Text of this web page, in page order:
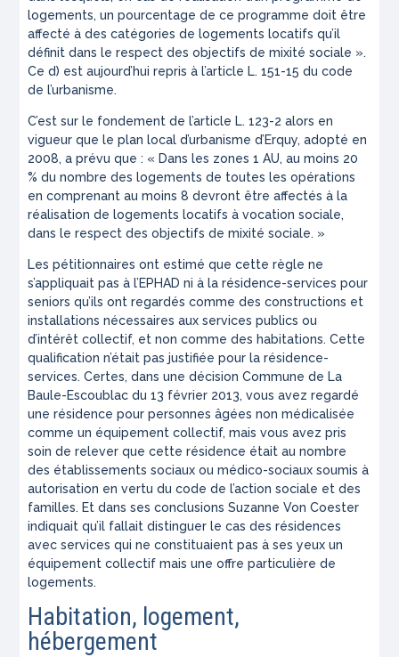
logements, un pourcentage de ce programme doit être
affecté à des catégories de logements locatifs qu’il
définit dans le respect des objectifs de mixité sociale ».
Ce d) est aujourd’hui repris à l’article L. 151-15 du code
de l’urbanisme.
C’est sur le fondement de l’article L. 123-2 alors en
vigueur que le plan local d’urbanisme d’Erquy, adopté en
2008, a prévu que : « Dans les zones 1 AU, au moins 20
% du nombre des logements de toutes les opérations
en comprenant au moins 8 devront être affectés à la
réalisation de logements locatifs à vocation sociale,
dans le respect des objectifs de mixité sociale. »
Les pétitionnaires ont estimé que cette règle ne
s’appliquait pas à l’EPHAD ni à la résidence-services pour
seniors qu’ils ont regardés comme des constructions et
installations nécessaires aux services publics ou
d’intérêt collectif, et non comme des habitations. Cette
qualification n’était pas justifiée pour la résidence-
services. Certes, dans une décision Commune de La
Baule-Escoublac du 13 février 2013, vous avez regardé
une résidence pour personnes âgées non médicalisée
comme un équipement collectif, mais vous avez pris
soin de relever que cette résidence était au nombre
des établissements sociaux ou médico-sociaux soumis à
autorisation en vertu du code de l’action sociale et des
familles. Et dans ses conclusions Suzanne Von Coester
indiquait qu’il fallait distinguer le cas des résidences
avec services qui ne constituaient pas à ses yeux un
équipement collectif mais une offre particulière de
logements.
Habitation, logement,
hébergement